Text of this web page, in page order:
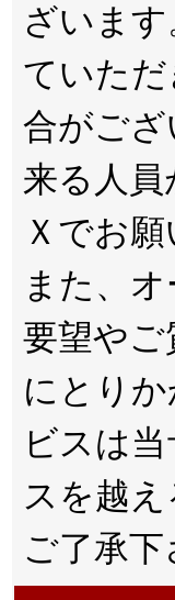
ざいま
ていた
合がご
来る人
Ｘでお願
また、
要望や
にとり
ビスは
スを越
ご了承